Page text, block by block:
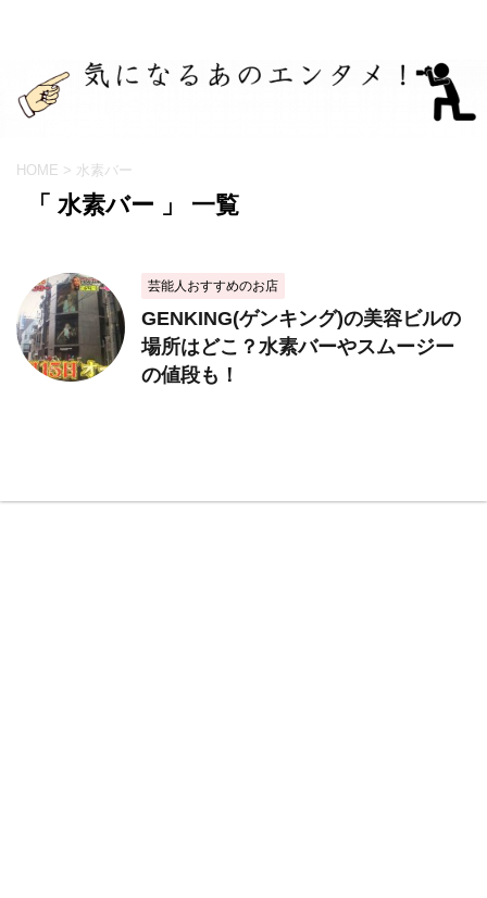
HOME > 水素バー
「 水素バー 」 一覧
芸能人おすすめのお店
GENKING(ゲンキング)の美容ビルの
場所はどこ？水素バーやスムージー
の値段も！